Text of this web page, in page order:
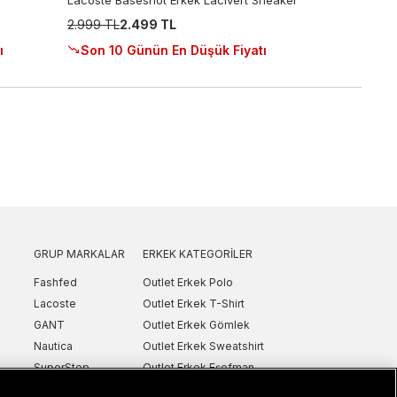
2.999 TL2.499 TL
Son 10 Günün En Düşük Fiyatı
GRUP MARKALAR
Fashfed
Lacoste
GANT
Nautica
SuperStep
ERKEK KATEGORILER
Outlet Erkek Polo
Outlet Erkek T-Shirt
Outlet Erkek Gömlek
Outlet Erkek Sweatshirt
Outlet Erkek Eşofman